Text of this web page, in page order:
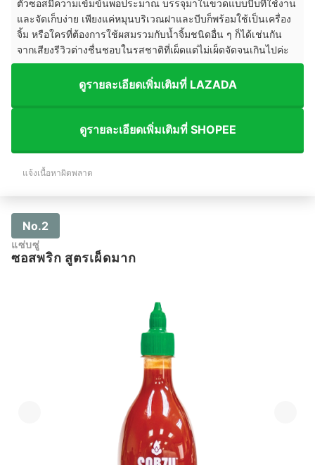
ตัวซอสมีความเข้มข้นพอประมาณ บรรจุมาในขวดแบบบีบที่ใช้งาน
และจัดเก็บง่าย เพียงแค่หมุนบริเวณฝาและบีบก็พร้อมใช้เป็นเครื่อง
จิ้ม หรือใครที่ต้องการใช้ผสมรวมกับน้ำจิ้มชนิดอื่น ๆ ก็ได้เช่นกัน
จากเสียงรีวิวต่างชื่นชอบในรสชาติที่เผ็ดแต่ไม่เผ็ดจัดจนเกินไปค่ะ
ดูรายละเอียดเพิ่มเติมที่ LAZADA
ดูรายละเอียดเพิ่มเติมที่ SHOPEE
แจ้งเนื้อหาผิดพลาด
No.2
แซ่บซู่
ซอสพริก สูตรเผ็ดมาก